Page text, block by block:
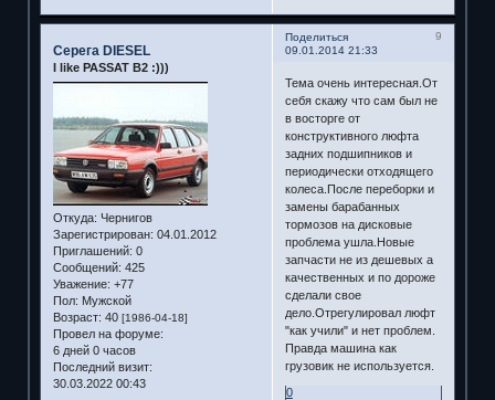
Поделиться
9
09.01.2014 21:33
Серега DIESEL
I like PASSAT B2 :)))
Откуда: Чернигов
Зарегистрирован: 04.01.2012
Приглашений: 0
Сообщений: 425
Уважение: +77
Пол: Мужской
Возраст: 40 [1986-04-18]
Провел на форуме:
6 дней 0 часов
Последний визит:
30.03.2022 00:43
Тема очень интересная.От
себя скажу что сам был не
в восторге от
конструктивного люфта
задних подшипников и
периодически отходящего
колеса.После переборки и
замены барабанных
тормозов на дисковые
проблема ушла.Новые
запчасти не из дешевых а
качественных и по дороже
сделали свое
дело.Отрегулировал люфт
"как учили" и нет проблем.
Правда машина как
грузовик не используется.
0